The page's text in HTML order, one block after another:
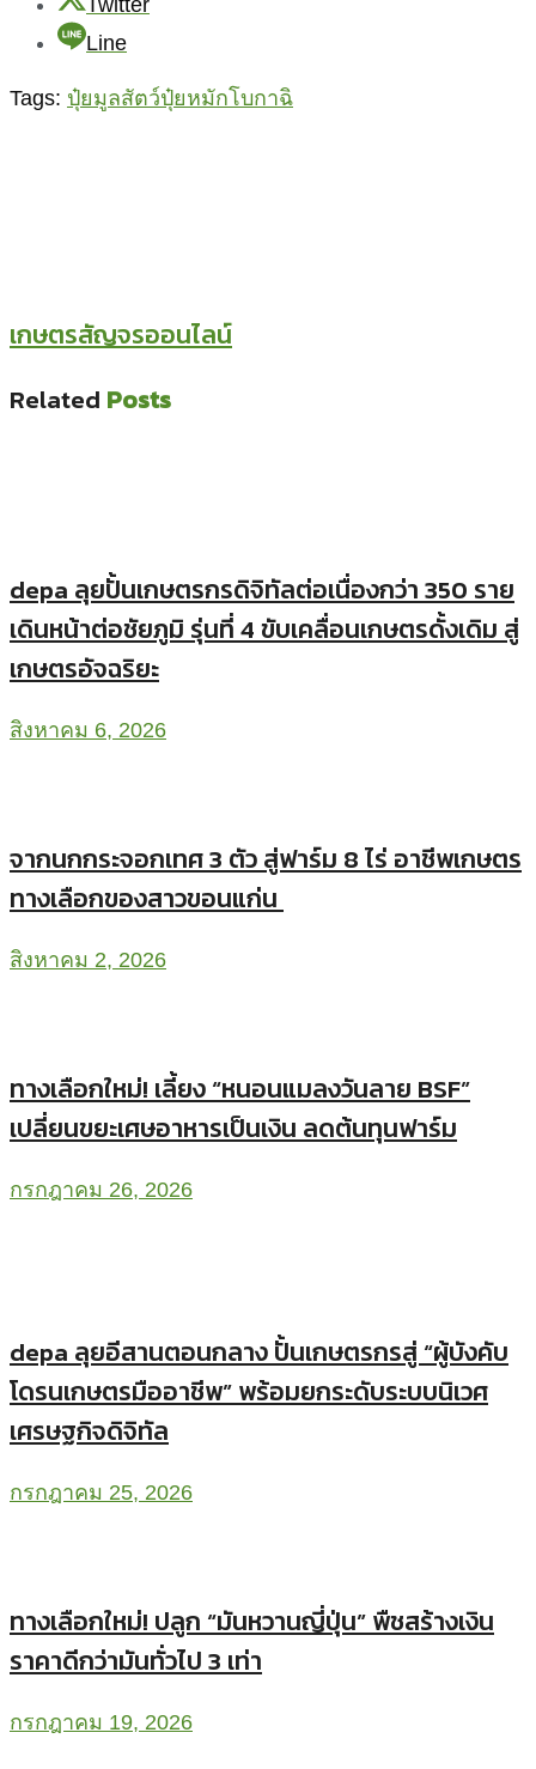
Line
Tags: ปุ๋ยมูลสัตว์ปุ๋ยหมักโบกาฉิ
เกษตรสัญจรออนไลน์
Related Posts
depa ลุยปั้นเกษตรกรดิจิทัลต่อเนื่องกว่า 350 ราย
เดินหน้าต่อชัยภูมิ รุ่นที่ 4 ขับเคลื่อนเกษตรดั้งเดิม สู่
เกษตรอัจฉริยะ
สิงหาคม 6, 2026
จากนกกระจอกเทศ 3 ตัว สู่ฟาร์ม 8 ไร่ อาชีพเกษตร
ทางเลือกของสาวขอนแก่น
สิงหาคม 2, 2026
ทางเลือกใหม่! เลี้ยง “หนอนแมลงวันลาย BSF”
เปลี่ยนขยะเศษอาหารเป็นเงิน ลดต้นทุนฟาร์ม
กรกฎาคม 26, 2026
depa ลุยอีสานตอนกลาง ปั้นเกษตรกรสู่ “ผู้บังคับ
โดรนเกษตรมืออาชีพ” พร้อมยกระดับระบบนิเวศ
เศรษฐกิจดิจิทัล
กรกฎาคม 25, 2026
ทางเลือกใหม่! ปลูก “มันหวานญี่ปุ่น” พืชสร้างเงิน
ราคาดีกว่ามันทั่วไป 3 เท่า
กรกฎาคม 19, 2026